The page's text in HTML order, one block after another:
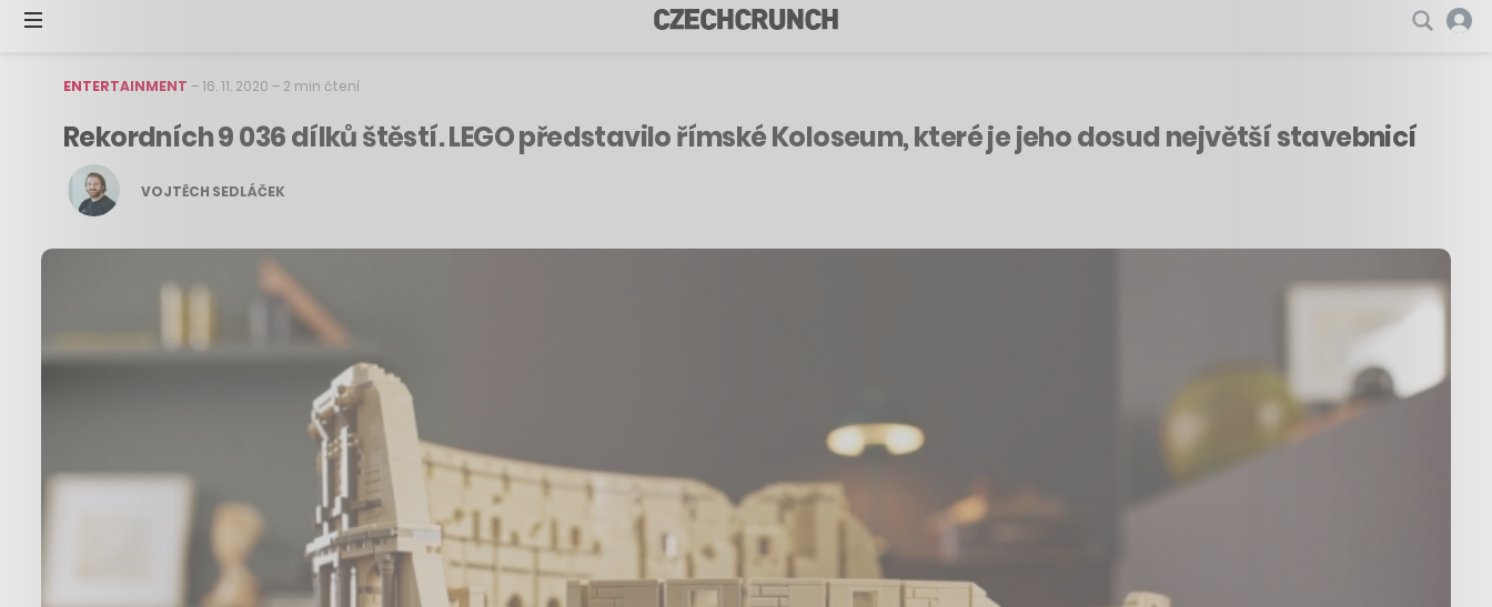
ENTERTAINMENT –16. 11. 2020 – 2 min čtení
Rekordních 9 036 dílků štěstí. LEGO představilo římské Koloseum, které je jeho dosud největší stavebnicí
VOJTĚCH SEDLÁČEK